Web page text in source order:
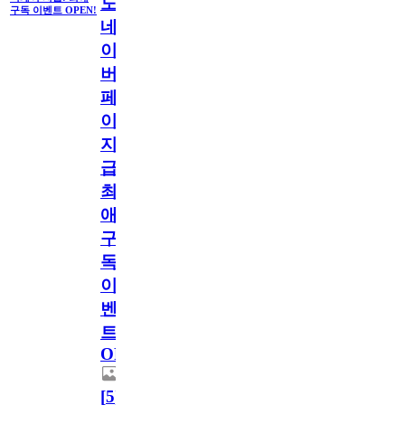
구독 이벤트 OPEN!
네
이
버
페
이
지
급!
최
애
구
독
이
벤
트
OPEN!
[5]